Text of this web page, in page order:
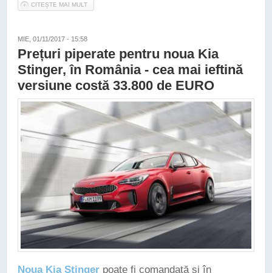
CITEȘTE MAI MULT
MIE, 01/11/2017 - 15:58
Prețuri piperate pentru noua Kia
Stinger, în România - cea mai ieftină
versiune costă 33.800 de EURO
Noua Kia Stinger poate fi comandată și în